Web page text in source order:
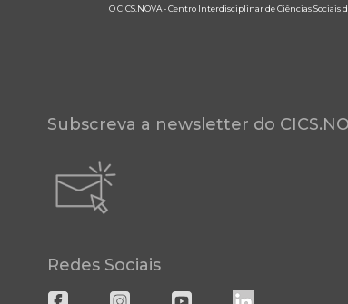
O CICS.NOVA - Centro Interdisciplinar de Ciências Sociais
Subscreva a newsletter do
Redes Sociais